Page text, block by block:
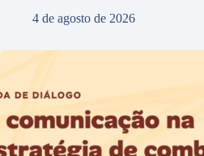
4 de agosto de 2026